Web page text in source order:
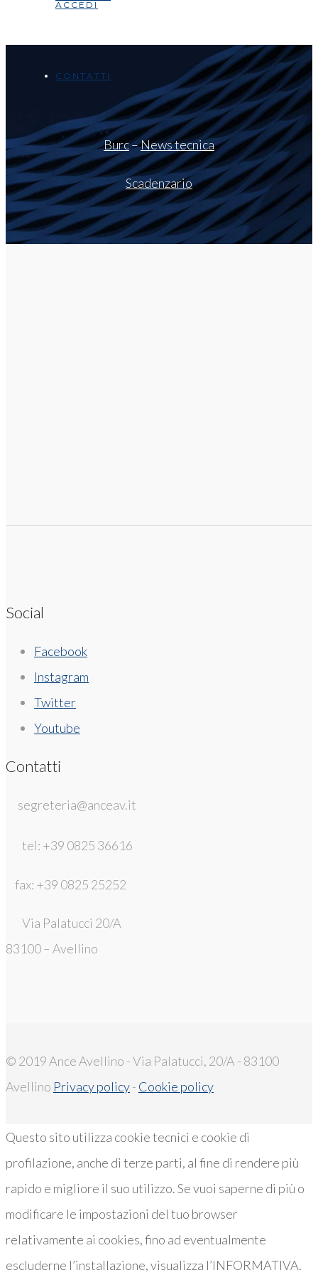
ACCEDI
CONTATTI
Burc–News tecnica
Scadenzario
Social
Facebook
Instagram
Twitter
Youtube
Contatti
segreteria@anceav.it
tel: +39 0825 36616
fax: +39 0825 25252
Via Palatucci 20/A
83100 – Avellino
© 2019 Ance Avellino - Via Palatucci, 20/A - 83100
Avellino Privacy policy- Cookie policy
Questo sito utilizza cookie tecnici e cookie di
profilazione, anche di terze parti, al fine di rendere più
rapido e migliore il suo utilizzo. Se vuoi saperne di più o
modificare le impostazioni del tuo browser
relativamente ai cookies, fino ad eventualmente
escluderne l’installazione, visualizza l’INFORMATIVA.